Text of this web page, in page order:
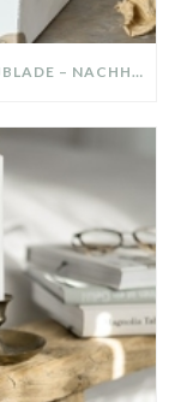
DIY-DEKO-TABLETT AUS ALTER SCHUBLADE – NACHHALTIGE HERBSTDEKO SELBER MACHEN!